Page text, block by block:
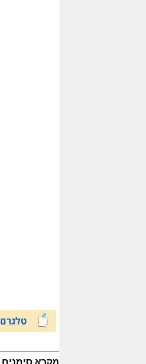
טלגרם
מקרא סימנים